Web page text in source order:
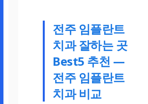
전주 임플란트
치과 잘하는 곳
Best5 추천 —
전주 임플란트
치과 비교